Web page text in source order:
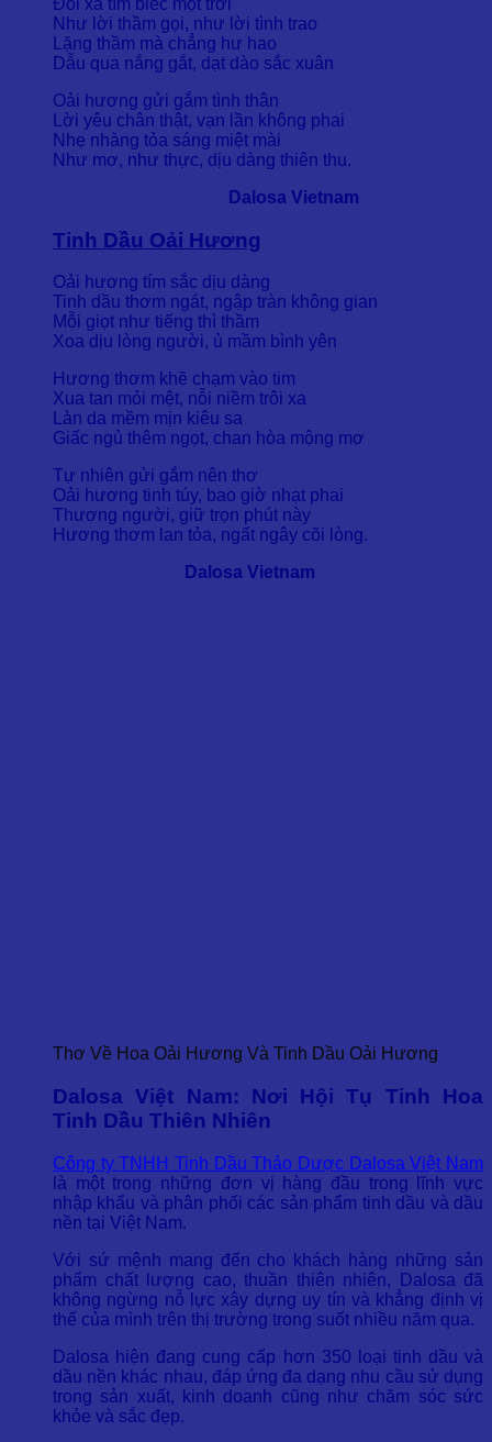
Đồi xa tím biếc một trời
Như lời thầm gọi, như lời tình trao
Lặng thầm mà chẳng hư hao
Dẫu qua nắng gắt, dạt dào sắc xuân
Oải hương gửi gắm tình thân
Lời yêu chân thật, vạn lần không phai
Nhẹ nhàng tỏa sáng miệt mài
Như mơ, như thực, dịu dàng thiên thu.
Dalosa Vietnam
Tinh Dầu Oải Hương
Oải hương tím sắc dịu dàng
Tinh dầu thơm ngát, ngập tràn không gian
Mỗi giọt như tiếng thì thầm
Xoa dịu lòng người, ủ mầm bình yên
Hương thơm khẽ chạm vào tim
Xua tan mỏi mệt, nỗi niềm trôi xa
Làn da mềm mịn kiêu sa
Giấc ngủ thêm ngọt, chan hòa mộng mơ
Tự nhiên gửi gắm nên thơ
Oải hương tinh túy, bao giờ nhạt phai
Thương người, giữ trọn phút này
Hương thơm lan tỏa, ngất ngây cõi lòng.
Dalosa Vietnam
Thơ Về Hoa Oải Hương Và Tinh Dầu Oải Hương
Dalosa Việt Nam: Nơi Hội Tụ Tinh Hoa
Tinh Dầu Thiên Nhiên
Công ty TNHH Tinh Dầu Thảo Dược Dalosa Việt Nam
là một trong những đơn vị hàng đầu trong lĩnh vực
nhập khẩu và phân phối các sản phẩm tinh dầu và dầu
nền tại Việt Nam.
Với sứ mệnh mang đến cho khách hàng những sản
phẩm chất lượng cao, thuần thiên nhiên, Dalosa đã
không ngừng nỗ lực xây dựng uy tín và khẳng định vị
thế của mình trên thị trường trong suốt nhiều năm qua.
Dalosa hiện đang cung cấp hơn 350 loại tinh dầu và
dầu nền khác nhau, đáp ứng đa dạng nhu cầu sử dụng
trong sản xuất, kinh doanh cũng như chăm sóc sức
khỏe và sắc đẹp.